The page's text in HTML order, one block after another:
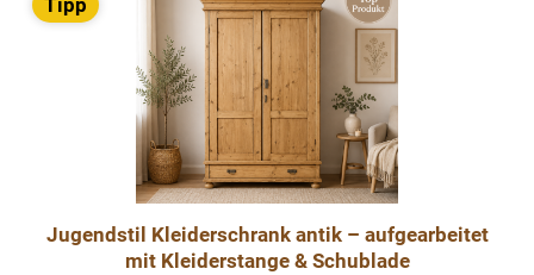
Tipp
Jugendstil Kleiderschrank antik – aufgearbeitet
mit Kleiderstange & Schublade